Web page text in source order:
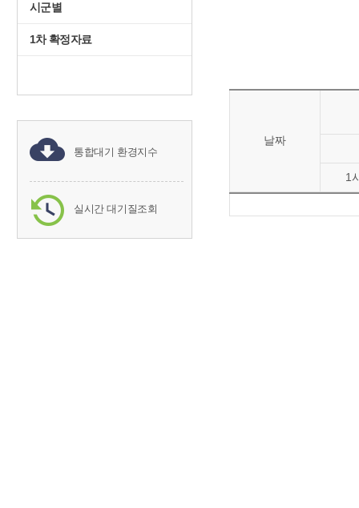
시군별
1차 확정자료
통합대기 환경지수
실시간 대기질조회
날짜
1